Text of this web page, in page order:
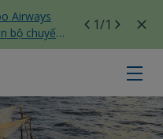
Airways
bộ chuyến
T3 Tân
1/1